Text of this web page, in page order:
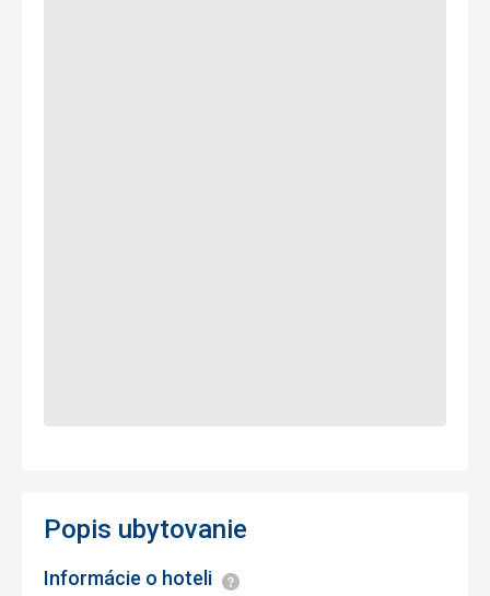
Popis ubytovanie
Informácie o hoteli Informácie